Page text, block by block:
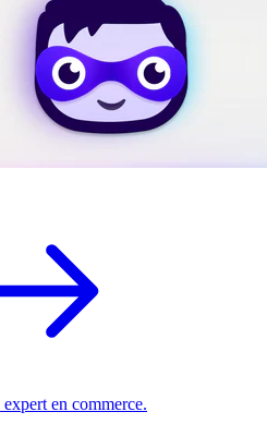
en commerce.